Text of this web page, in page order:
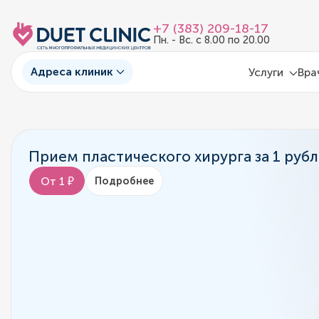
+7 (383) 209-18-17
Пн. - Вс. с 8.00 по 20.00
Адреса клиник Услуги
Прием пластического хирурга за 1
От 1 ₽ Подробнее